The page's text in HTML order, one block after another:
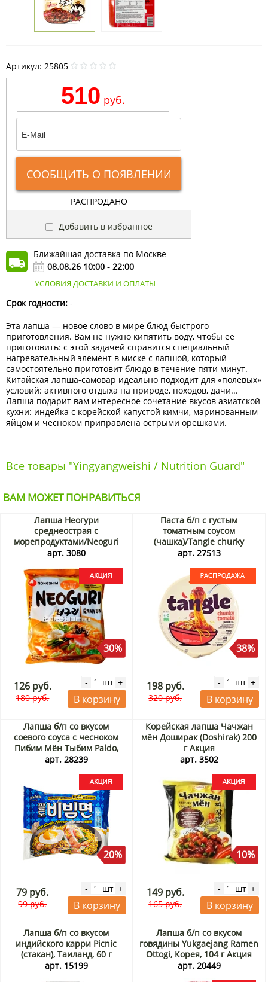
Артикул: 25805
510 руб.
СООБЩИТЬ О ПОЯВЛЕНИИ
РАСПРОДАНО
Добавить в избранное
Ближайшая доставка по Москве
08.08.26 10:00 - 22:00
УСЛОВИЯ ДОСТАВКИ И ОПЛАТЫ
Срок годности: -
Эта лапша — новое слово в мире блюд быстрого
приготовления. Вам не нужно кипятить воду, чтобы ее
приготовить: с этой задачей справится специальный
нагревательный элемент в миске с лапшой, который
самостоятельно приготовит блюдо в течение пяти минут.
Китайская лапша-самовар идеально подходит для «полевых»
условий: активного отдыха на природе, походов, дачи...
Лапша подарит вам интересное сочетание вкусов азиатской
кухни: индейка с корейской капустой кимчи, маринованным
яйцом и чесноком приправлена острыми орешками.
Все товары "Yingyangweishi / Nutrition Guard"
ВАМ МОЖЕТ ПОНРАВИТЬСЯ
Лапша Неогури
среднеострая с
морепродуктами/Neoguri
Seafood Mild (в пачке)
Акция
арт. 3080
30%
126 руб.
180 руб.
- шт +
В корзину
Паста б/п с густым
томатным соусом
(чашка)/Tangle churky
tomato pasta big bowl
до 17.09.2026. Распродажа
арт. 27513
38%
198 руб.
320 руб.
- шт +
В корзину
Лапша б/п со вкусом
соевого соуса с чесноком
Пибим Мён Тыбим Paldo,
Вьетнам, 76 г Акция
арт. 28239
20%
79 руб.
99 руб.
- шт +
В корзину
Корейская лапша Чачжан
мён Доширак (Doshirak) 200
г Акция
арт. 3502
10%
149 руб.
165 руб.
- шт +
В корзину
Лапша б/п со вкусом
индийского карри Picnic
(стакан), Таиланд, 60 г
арт. 15199
Лапша б/п со вкусом
говядины Yukgaejang Ramen
Ottogi, Корея, 104 г Акция
арт. 20449